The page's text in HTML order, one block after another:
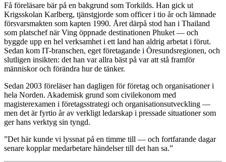
Få föreläsare bär på en bakgrund som Torkilds. Han gick ut
Krigsskolan Karlberg, tjänstgjorde som officer i tio år och lämnade
försvarsmakten som kapten 1990. Året därpå stod han i Thailand
som platschef när Ving öppnade destinationen Phuket — och
byggde upp en hel verksamhet i ett land han aldrig arbetat i förut.
Sedan kom IT-branschen, eget företagande i Öresundsregionen, och
slutligen insikten: det han var allra bäst på var att stå framför
människor och förändra hur de tänker.
Sedan 2003 föreläser han dagligen för företag och organisationer i
hela Norden. Akademisk grund som civilekonom med
magisterexamen i företagsstrategi och organisationsutveckling —
men det är fyrtio år av verkligt ledarskap i pressade situationer som
ger hans verktyg sin tyngd.
”Det här kunde vi lyssnat på en timme till — och fortfarande dagar
senare kopplar medarbetare händelser till det han sa.”